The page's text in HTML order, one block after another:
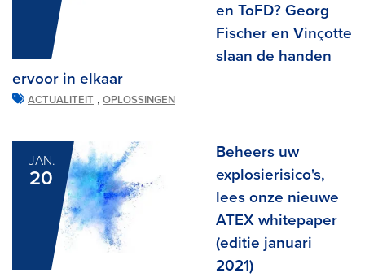
en ToFD? Georg
Fischer en Vinçotte
slaan de handen
ervoor in elkaar
ACTUALITEIT , OPLOSSINGEN
JAN.
20
Beheers uw
explosierisico's,
lees onze nieuwe
ATEX whitepaper
(editie januari
2021)